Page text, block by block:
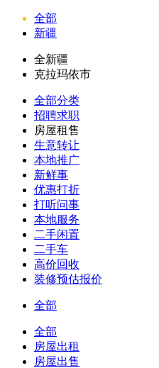
全部
新疆
全新疆
克拉玛依市
全部分类
招聘求职
房屋租售
生意转让
本地推广
新鲜事
优惠打折
打听问事
本地服务
二手闲置
二手车
高价回收
装修预估报价
全部
全部
房屋出租
房屋出售